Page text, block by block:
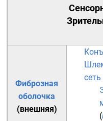
Фиброзная
оболочка
(внешняя)
сеть
(